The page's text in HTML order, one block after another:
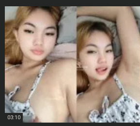
03:10